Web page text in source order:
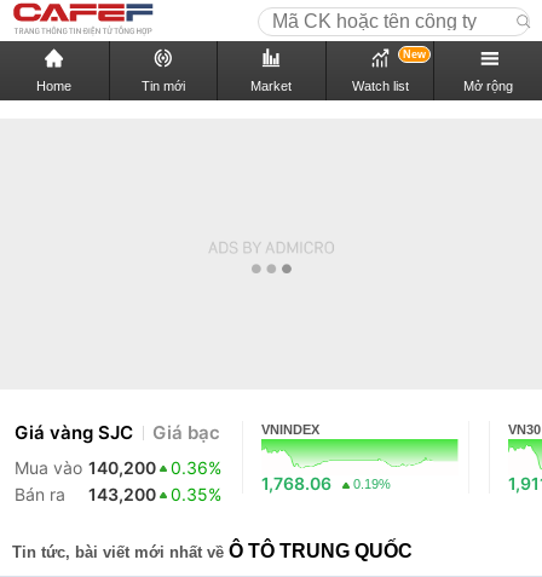
Home Tin mới Market Watch list
New
Mở rộng
Giá vàng SJC Giá bạc
Mua vào 140,200
0.36%
Bán ra
143,200 0.35%
VNINDEX
1,768.06 0.19%
VN30
Tin tức, bài viết mới nhất về Ô TÔ TRUNG QUỐC